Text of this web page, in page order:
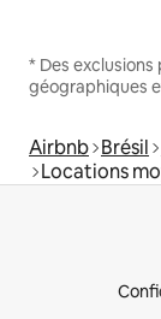
* Des
géographiques
Airbnb Brésil
Locations